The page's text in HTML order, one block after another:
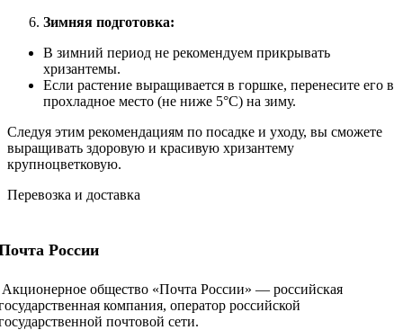
Зимняя подготовка:
В зимний период не рекомендуем прикрывать
хризантемы.
Если растение выращивается в горшке, перенесите его в
прохладное место (не ниже 5°C) на зиму.
Следуя этим рекомендациям по посадке и уходу, вы сможете
выращивать здоровую и красивую хризантему
крупноцветковую.
Перевозка и доставка
России
общество «Почта России» — российская
компания, оператор российской
почтовой сети.